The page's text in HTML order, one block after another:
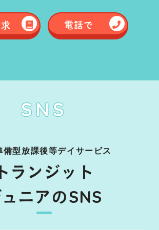
電話で
SNS
備型放課後等デイサービス
ランジット
ニアのSNS